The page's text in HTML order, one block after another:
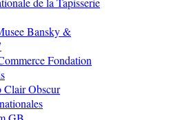
Bansky &
Fondation
Clair Obscur